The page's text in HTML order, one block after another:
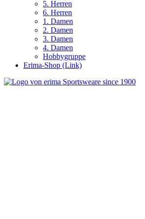
5. Herren
6. Herren
1. Damen
2. Damen
3. Damen
4. Damen
Hobbygruppe
Erima-Shop (Link)